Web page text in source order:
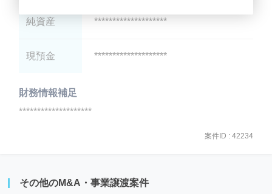
純資産 ********************
現預金 ********************
財務情報補足
********************
案件ID : 42234
その他のM&A・事業譲渡案件